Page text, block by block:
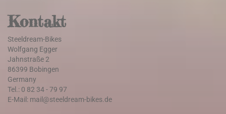
Kontakt
Steeldream-Bikes
Wolfgang Egger
Jahnstraße 2
86399 Bobingen
Germany
Tel.: 0 82 34 - 79 97
E-Mail: mail@steeldream-bikes.de